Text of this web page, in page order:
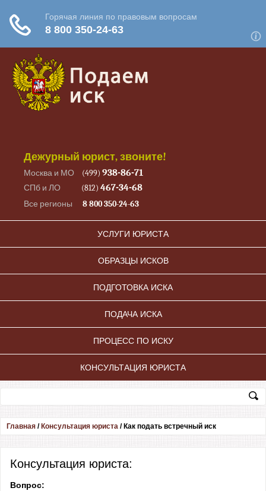
Дежурный юрист, звоните!
Москва и МО (499) 938-86-71
СПб и ЛО (812) 467-34-68
Все регионы 8 800 350-24-63
УСЛУГИ ЮРИСТА
ОБРАЗЦЫ ИСКОВ
ПОДГОТОВКА ИСКА
ПОДАЧА ИСКА
ПРОЦЕСС ПО ИСКУ
КОНСУЛЬТАЦИЯ ЮРИСТА
Главная / Консультация юриста / Как подать встречный иск
Консультация юриста:
Вопрос: